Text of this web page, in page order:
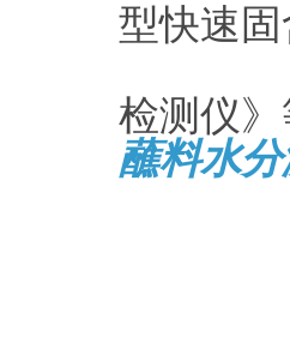
型快速
检测仪
蘸料水